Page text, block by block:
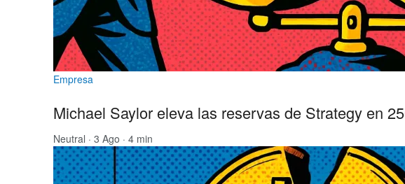
Empresa
Michael Saylor eleva las reservas de Strategy en
Neutral · 3 Ago · 4 min